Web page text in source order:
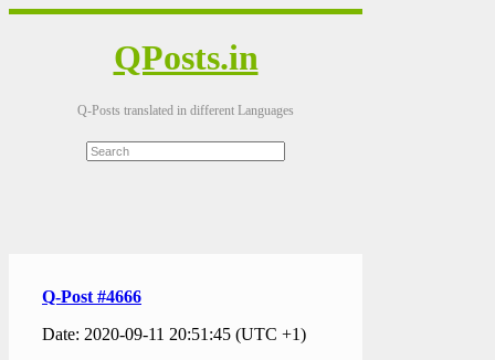
QPosts.in
Q-Posts translated in different Languages
Q-Post #4666
Date: 2020-09-11 20:51:45 (UTC +1)